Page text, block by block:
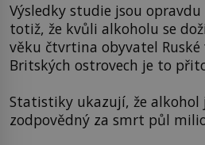
Výsledky studie jsou
totiž, že kvůli alkoholu se
věku čtvrtina obyvatel Ruské
Britských ostrovech je to
Statistiky ukazují, že alkohol
zodpovědný za smrt půl